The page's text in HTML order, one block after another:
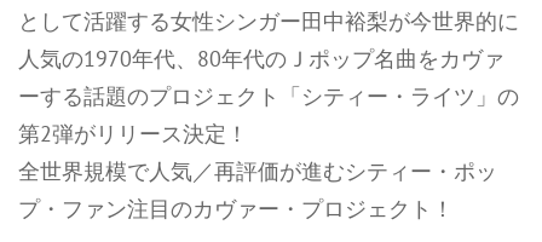
として活躍する女性シンガー田中裕梨が今世界的に
人気の1970年代、80年代のＪポップ名曲をカヴァ
ーする話題のプロジェクト「シティー・ライツ」の
第2弾がリリース決定！
全世界規模で人気／再評価が進むシティー・ポッ
プ・ファン注目のカヴァー・プロジェクト！